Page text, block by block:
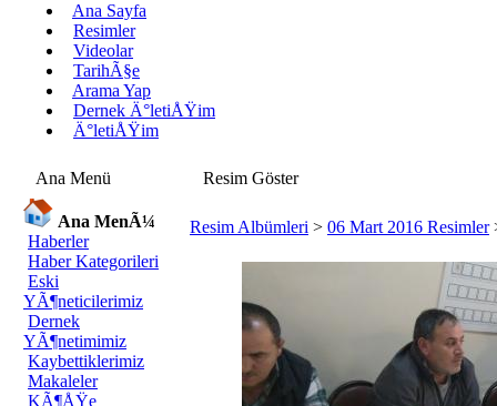
Ana Sayfa
Resimler
Videolar
TarihÃ§e
Arama Yap
Dernek Ä°letiÅŸim
Ä°letiÅŸim
Ana Menü
Ana MenÃ¼
Haberler
Haber Kategorileri
Eski
YÃ¶neticilerimiz
Dernek
YÃ¶netimimiz
Kaybettiklerimiz
Makaleler
KÃ¶ÅŸe
Resim Göster
Resim Albümleri > 06 Mart 2016 Resimler